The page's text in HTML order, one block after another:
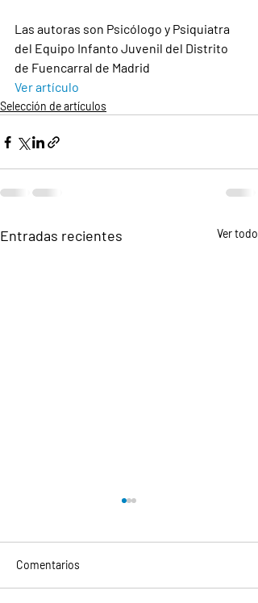
Las autoras son Psicólogo y Psiquiatra
del Equipo Infanto Juvenil del Distrito
de Fuencarral de Madrid
Ver artículo
Selección de artículos
Entradas recientes Ver todo
Comentarios